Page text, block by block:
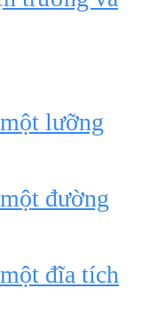
lưỡng
đường
đĩa tích